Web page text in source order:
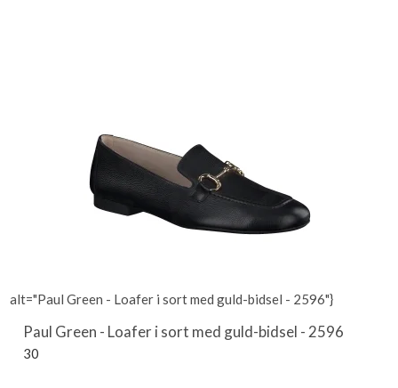
alt="Paul Green - Loafer i sort med guld-bidsel - 2596"}
Paul Green - Loafer i sort med guld-bidsel - 2596
30